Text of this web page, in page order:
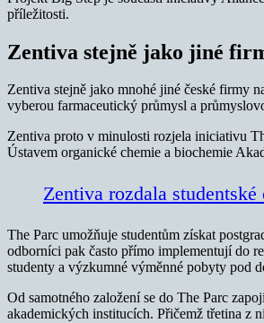
příležitosti.
Zentiva stejně jako jiné
Zentiva stejně jako mnohé jiné české firmy
vyberou farmaceutický průmysl a
Zentiva proto v minulosti rozjela iniciativu
Ústavem organické chemie a biochemie
Zentiva rozdala
The Parc umožňuje studentům získat
odborníci pak často přímo implementují do
studenty a výzkumné výměnné pobyty pod
Od samotného založení se do The Parc
akademických institucích. Přičemž třetina z